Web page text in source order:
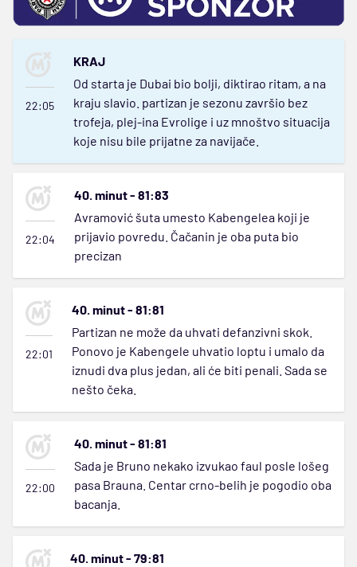
22:05
KRAJ
Od starta je Dubai bio bolji, diktirao ritam, a na
kraju slavio. partizan je sezonu završio bez
trofeja, plej-ina Evrolige i uz mnoštvo situacija
koje nisu bile prijatne za navijače.
22:04
40. minut - 81:83
Avramović šuta umesto Kabengelea koji je
prijavio povredu. Čačanin je oba puta bio
precizan
22:01
40. minut - 81:81
Partizan ne može da uhvati defanzivni skok.
Ponovo je Kabengele uhvatio loptu i umalo da
iznudi dva plus jedan, ali će biti penali. Sada se
nešto čeka.
22:00
40. minut - 81:81
Sada je Bruno nekako izvukao faul posle lošeg
pasa Brauna. Centar crno-belih je pogodio oba
bacanja.
40. minut - 79:81